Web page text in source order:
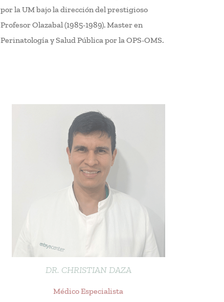
por la UM bajo la dirección del prestigioso
Profesor Olazabal (1985-1989). Master en
Perinatología y Salud Pública por la OPS-OMS.
DR. CHRISTIAN DAZA
Médico Especialista